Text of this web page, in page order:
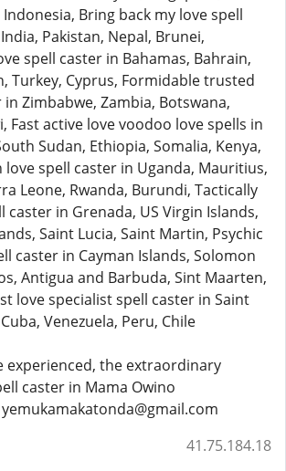
Indonesia, Bring back my love spell
Pakistan, Nepal, Brunei,
spell caster in Bahamas, Bahrain,
Turkey, Cyprus, Formidable trusted
Zimbabwe, Zambia, Botswana,
Fast active love voodoo love spells in
Sudan, Ethiopia, Somalia, Kenya,
love spell caster in Uganda, Mauritius,
Leone, Rwanda, Burundi, Tactically
caster in Grenada, US Virgin Islands,
Saint Lucia, Saint Martin, Psychic
caster in Cayman Islands, Solomon
Antigua and Barbuda, Sint Maarten,
love specialist spell caster in Saint
Venezuela, Peru, Chile
experienced, the extraordinary
caster in Mama Owino
41.75.184.18